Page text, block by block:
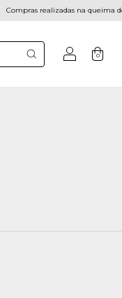
Compras realizadas na queima
0